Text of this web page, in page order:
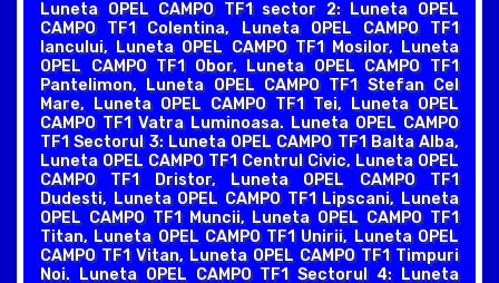
Luneta OPEL CAMPO TF1 sector 2: Luneta OPEL
CAMPO TF1 Colentina, Luneta OPEL CAMPO TF1
Iancului, Luneta OPEL CAMPO TF1 Mosilor, Luneta
OPEL CAMPO TF1 Obor, Luneta OPEL CAMPO TF1
Pantelimon, Luneta OPEL CAMPO TF1 Stefan Cel
Mare, Luneta OPEL CAMPO TF1 Tei, Luneta OPEL
CAMPO TF1 Vatra Luminoasa. Luneta OPEL CAMPO
TF1 Sectorul 3: Luneta OPEL CAMPO TF1 Balta Alba,
Luneta OPEL CAMPO TF1 Centrul Civic, Luneta OPEL
CAMPO TF1 Dristor, Luneta OPEL CAMPO TF1
Dudesti, Luneta OPEL CAMPO TF1 Lipscani, Luneta
OPEL CAMPO TF1 Muncii, Luneta OPEL CAMPO TF1
Titan, Luneta OPEL CAMPO TF1 Unirii, Luneta OPEL
CAMPO TF1 Vitan, Luneta OPEL CAMPO TF1 Timpuri
Noi. Luneta OPEL CAMPO TF1 Sectorul 4: Luneta